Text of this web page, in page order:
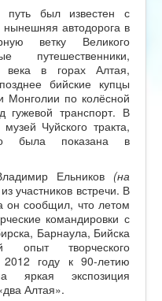
путь был известен с
автодорога в
ветку Великого
путешественники,
в горах Алтая,
бийские купцы
Монголии по колёсной
гужевой транспорт. В
Чуйского тракта,
была показана в
Ельников (на
участников встречи. В
он сообщил, что летом
командировки с
Барнаула, Бийска
опыт творческого
2012 году к 90-летию
яркая экспозиция
Алтая».